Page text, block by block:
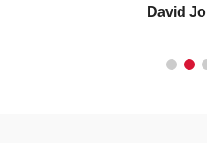
David